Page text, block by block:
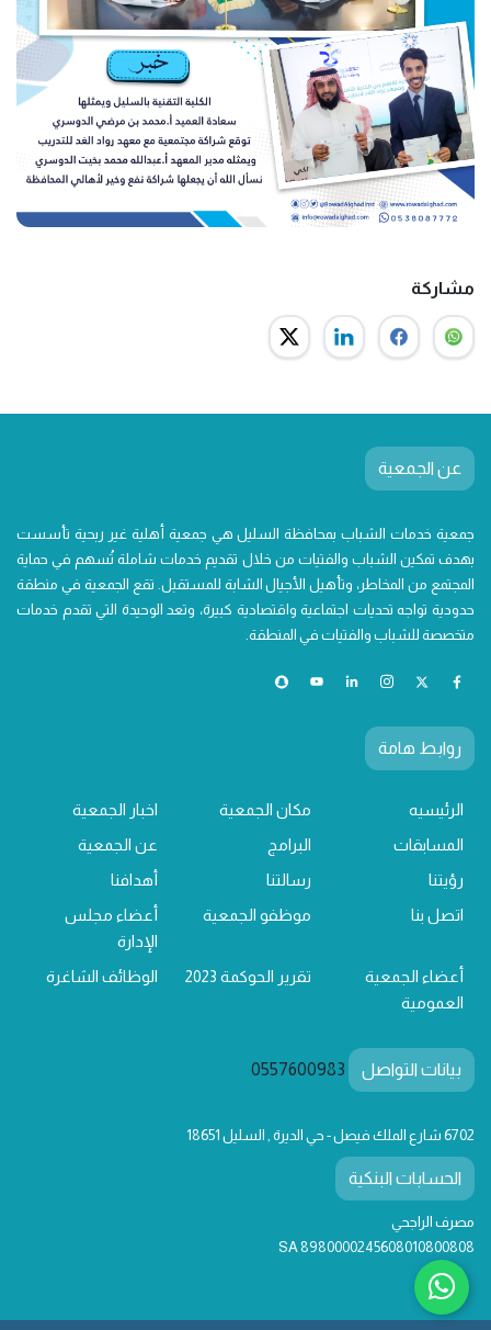
مشاركة
عن الجمعية
جمعية خدمات الشباب بمحافظة السليل هي جمعية أهلية غير ربحية تأسست
بهدف تمكين الشباب والفتيات من خلال تقديم خدمات شاملة تُسهم في حماية
المجتمع من المخاطر، وتأهيل الأجيال الشابة للمستقبل. تقع الجمعية في منطقة
حدودية تواجه تحديات اجتماعية واقتصادية كبيرة، وتعد الوحيدة التي تقدم خدمات
متخصصة للشباب والفتيات في المنطقة.
روابط هامة
الرئيسيه مكان الجمعية
اخبار الجمعية
المسابقات
البرامج
عن الجمعية
رؤيتنا
رسالتنا
أهدافنا
اتصل بنا
موظفو الجمعية
أعضاء مجلس
الإدارة
أعضاء الجمعية
العمومية
تقرير الحوكمة 2023 الوظائف الشاغرة
بيانات التواصل 0557600983
6702 شارع الملك فيصل - حي الديرة , السليل 18651
الحسابات البنكية
مصرف الراجحي
SA 8980000245608010800808